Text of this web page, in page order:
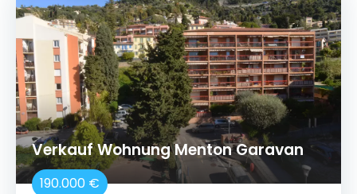
Verkauf Wohnung Menton Garavan
190.000 €